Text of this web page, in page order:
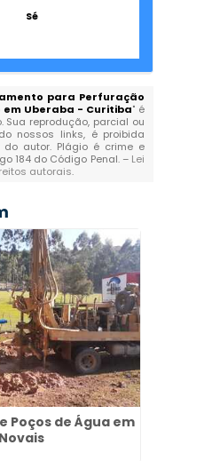
Sé
para Perfuração
em Uberaba - Curitiba" é
Sua reprodução, parcial ou
nossos links, é proibida
autor. Plágio é crime e
184 do Código Penal. – Lei
autorais.
Poços de Água em
Novais